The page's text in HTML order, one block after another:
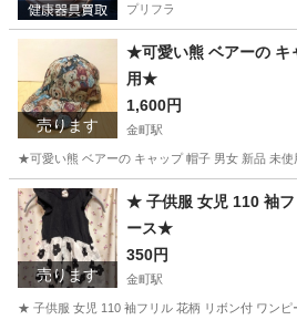
プリフラ
売ります
★可愛い熊 ベアーの キ
用★
1,600円
金町駅
★可愛い熊 ベアーの キャップ 帽子 男女 新品 未
東京 葛飾区 金町駅 小物 クマ
売ります
★ 子供服 女児 110 袖
ース★
350円
金町駅
★ 子供服 女児 110 袖フリル 花柄 リボン付 ワン